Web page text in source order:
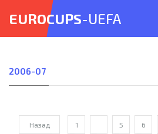
EUROCUPS-UEFA
2006-07
Назад 1 5 6